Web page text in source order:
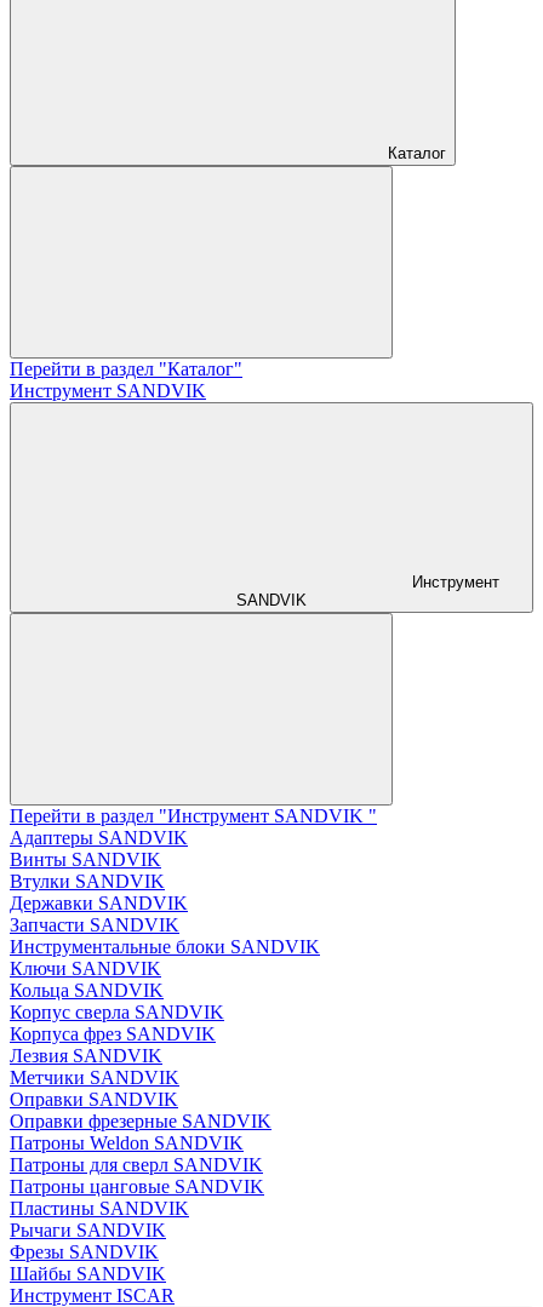
Каталог
Перейти в раздел "Каталог"
Инструмент SANDVIK
Инструмент
SANDVIK
Перейти в раздел "Инструмент SANDVIK "
Адаптеры SANDVIK
Винты SANDVIK
Втулки SANDVIK
Державки SANDVIK
Запчасти SANDVIK
Инструментальные блоки SANDVIK
Ключи SANDVIK
Кольца SANDVIK
Корпус сверла SANDVIK
Корпуса фрез SANDVIK
Лезвия SANDVIK
Метчики SANDVIK
Оправки SANDVIK
Оправки фрезерные SANDVIK
Патроны Weldon SANDVIK
Патроны для сверл SANDVIK
Патроны цанговые SANDVIK
Пластины SANDVIK
Рычаги SANDVIK
Фрезы SANDVIK
Шайбы SANDVIK
Инструмент ISCAR